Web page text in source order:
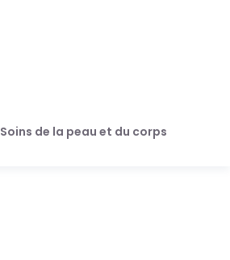
Soins de la peau et du corps